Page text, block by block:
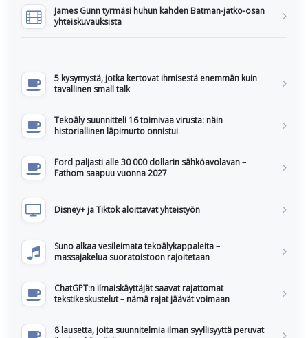
James Gunn tyrmäsi huhun kahden Batman-jatko-osan
yhteiskuvauksista
5 kysymystä, jotka kertovat ihmisestä enemmän kuin
tavallinen small talk
Tekoäly suunnitteli 16 toimivaa virusta: näin
historiallinen läpimurto onnistui
Ford paljasti alle 30 000 dollarin sähköavolavan –
Fathom saapuu vuonna 2027
Disney+ ja Tiktok aloittavat yhteistyön
Suno alkaa vesileimata tekoälykappaleita –
massajakelua suoratoistoon rajoitetaan
ChatGPT:n ilmaiskäyttäjät saavat rajattomat
tekstikeskustelut – nämä rajat jäävät voimaan
8 lausetta, joita suunnitelmia ilman syyllisyyttä peruvat